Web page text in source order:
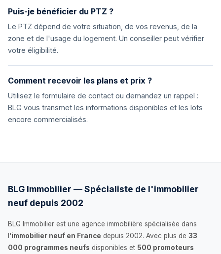
Puis-je bénéficier du PTZ ?
Le PTZ dépend de votre situation, de vos revenus, de la
zone et de l'usage du logement. Un conseiller peut vérifier
votre éligibilité.
Comment recevoir les plans et prix ?
Utilisez le formulaire de contact ou demandez un rappel :
BLG vous transmet les informations disponibles et les lots
encore commercialisés.
BLG Immobilier — Spécialiste de l'immobilier
neuf depuis 2002
BLG Immobilier est une agence immobilière spécialisée dans
l'immobilier neuf en France depuis 2002. Avec plus de 33
000 programmes neufs disponibles et 500 promoteurs